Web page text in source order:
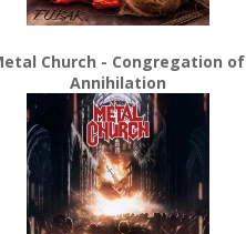
Church - Congregation of
Annihilation